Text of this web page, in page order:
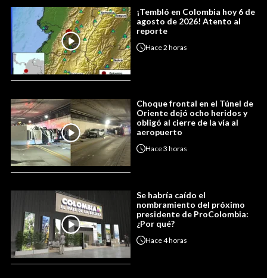
¡Tembló en Colombia hoy 6 de
agosto de 2026! Atento al
reporte
Hace2 horas
Choque frontal en el Túnel de
Oriente dejó ocho heridos y
obligó al cierre de la vía al
aeropuerto
Hace3 horas
Se habría caído el
nombramiento del próximo
presidente de ProColombia:
¿Por qué?
Hace4 horas